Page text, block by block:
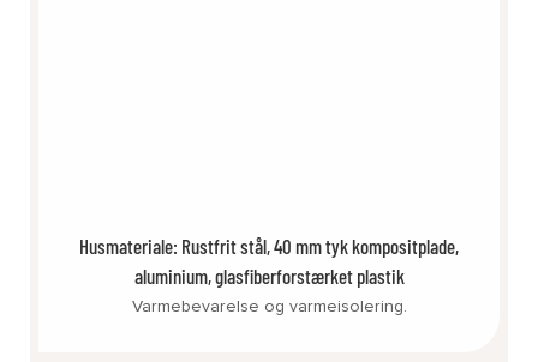
Husmateriale: Rustfrit stål, 40 mm tyk kompositplade,
aluminium, glasfiberforstærket plastik
Varmebevarelse og varmeisolering.